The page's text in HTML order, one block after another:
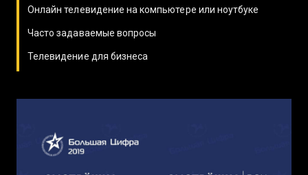
Онлайн телевидение на компьютере или ноутбуке
Часто задаваемые вопросы
Телевидение для бизнеса